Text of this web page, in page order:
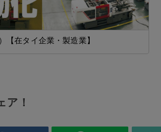
【在タイ企業・製造業】
ア！